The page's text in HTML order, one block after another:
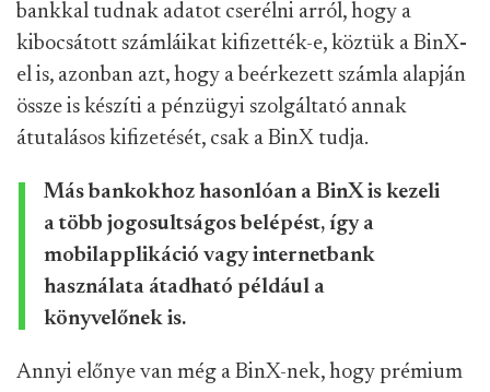
bankkal tudnak adatot cserélni arról, hogy a
kibocsátott számláikat kifizették-e, köztük a BinX-
el is, azonban azt, hogy a beérkezett számla alapján
össze is készíti a pénzügyi szolgáltató annak
átutalásos kifizetését, csak a BinX tudja.
Más bankokhoz hasonlóan a BinX is kezeli
a több jogosultságos belépést, így a
mobilapplikáció vagy internetbank
használata átadható például a
könyvelőnek is.
Annyi előnye van még a BinX-nek, hogy prémium